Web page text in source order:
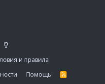
и правила
Помощь
R